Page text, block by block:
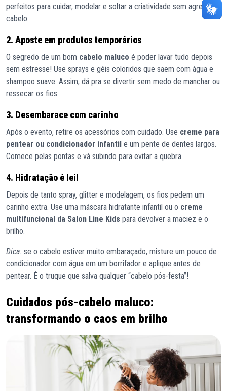
perfeitos para cuidar, modelar e soltar a criatividade sem agredir o
cabelo.
2. Aposte em produtos temporários
O segredo de um bom cabelo maluco é poder lavar tudo depois
sem estresse! Use sprays e géis coloridos que saem com água e
shampoo suave. Assim, dá pra se divertir sem medo de manchar ou
ressecar os fios.
3. Desembarace com carinho
Após o evento, retire os acessórios com cuidado. Use creme para
pentear ou condicionador infantil e um pente de dentes largos.
Comece pelas pontas e vá subindo para evitar a quebra.
4. Hidratação é lei!
Depois de tanto spray, glitter e modelagem, os fios pedem um
carinho extra. Use uma máscara hidratante infantil ou o creme
multifuncional da Salon Line Kids para devolver a maciez e o
brilho.
Dica: se o cabelo estiver muito embaraçado, misture um pouco de
condicionador com água em um borrifador e aplique antes de
pentear. É o truque que salva qualquer “cabelo pós-festa”!
Cuidados pós-cabelo maluco:
transformando o caos em brilho